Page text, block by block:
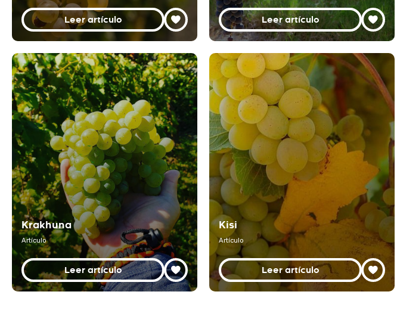
Leer artículo Leer artículo
Krakhuna
Artículo
Leer artículo
Kisi
Artículo
Leer artículo